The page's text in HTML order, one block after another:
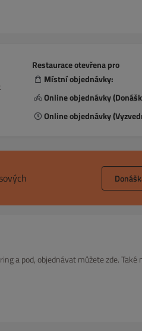
Restaurace otevřena pro
Místní objednávky:
Online objednávky
Online objednávky
a pod, objednávat můžete zde.